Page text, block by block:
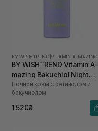
BY WISHTREND |VITAMIN A-MAZING
BY WISHTREND Vitamin A-
mazing Bakuchiol Night
Cream 30 мл
Ночной крем с ретинолом и
бакучиолом
1 520₴